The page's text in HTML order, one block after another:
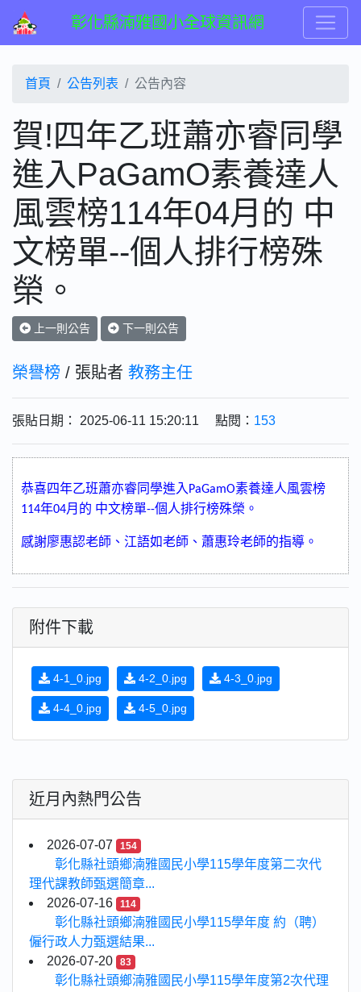
彰化縣湳雅國小全球資訊網
首頁 公告列表 公告內容
賀!四年乙班蕭亦睿同學
進入PaGamO素養達人
風雲榜114年04月的 中
文榜單--個人排行榜殊
榮。
上一則公告 下一則公告
榮譽榜 / 張貼者 教務主任
張貼日期： 2025-06-11 15:20:11 點閱： 153
恭喜四年乙班蕭亦睿同學進入 PaGamO素養達人風雲榜
114年04月的 中文榜單--個人排行榜殊榮。
感謝廖惠認老師、江語如老師、蕭惠玲老師的指導。
附件下載
4-1_0.jpg 4-2_0.jpg 4-3_0.jpg
4-4_0.jpg 4-5_0.jpg
近月內熱門公告
2026-07-07 154
彰化縣社頭鄉湳雅國民小學115學年度第二次代
理代課教師甄選簡章...
2026-07-16
114
彰化縣社頭鄉湳雅國民小學115學年度 約（聘）
僱行政人力甄選結果...
2026-07-20
83
彰化縣社頭鄉湳雅國民小學115學年度第2次代理